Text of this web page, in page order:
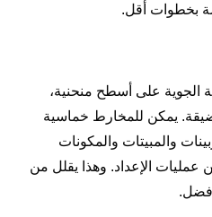
بخطوات أقل.
الجوية على أسطح منحنية،
يمكن للمخارط خماسية
والمبيتات والمكونات
عمليات الإعداد. وهذا يقلل من